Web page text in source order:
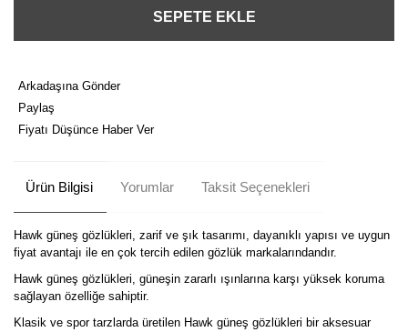
SEPETE EKLE
Arkadaşına Gönder
Paylaş
Fiyatı Düşünce Haber Ver
Ürün Bilgisi Yorumlar Taksit Seçenekleri
Hawk güneş gözlükleri, zarif ve şık tasarımı, dayanıklı yapısı ve uygun
fiyat avantajı ile en çok tercih edilen gözlük markalarındandır.
Hawk güneş gözlükleri, güneşin zararlı ışınlarına karşı yüksek koruma
sağlayan özelliğe sahiptir.
Klasik ve spor tarzlarda üretilen Hawk güneş gözlükleri bir aksesuar